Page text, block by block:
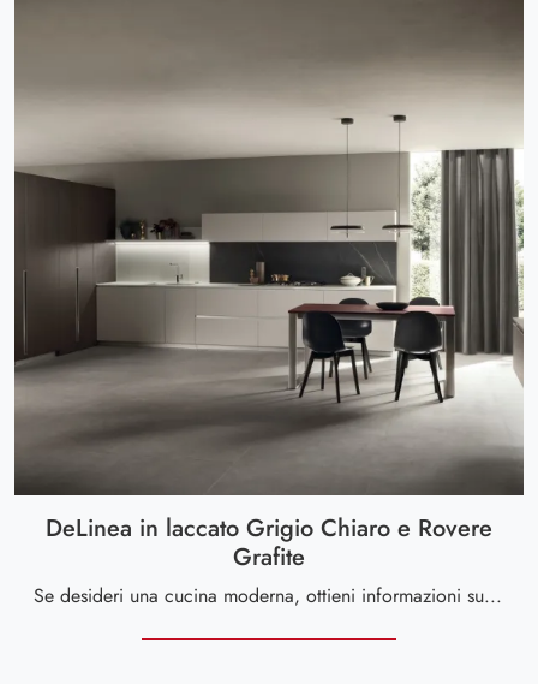
DeLinea in laccato Grigio Chiaro e Rovere
Grafite
Se desideri una cucina moderna, ottieni informazioni sul modello DeLinea in laccato Grigio Chiaro e Rovere Grafite Scavolini.